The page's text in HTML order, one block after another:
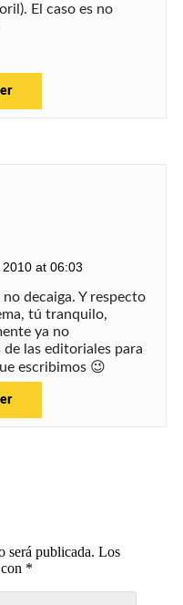
El caso es no
at 06:03
decaiga. Y respecto
tú tranquilo,
ya no
de las editoriales para
escribimos 😉
será publicada. Los
*